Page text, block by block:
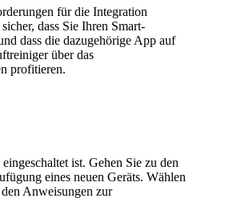
für die Integration
dass Sie Ihren Smart-
dass die dazugehörige App auf
über das
profitieren.
ist. Gehen Sie zu den
eines neuen Geräts. Wählen
Anweisungen zur